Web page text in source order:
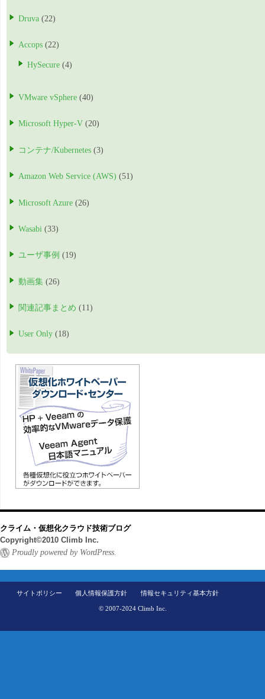
Druva (22)
Accops (22)
HySecure (4)
VMware vSphere (40)
Microsoft Hyper-V (20)
コンテナ/Kubernetes (3)
Amazon Web Service (AWS) (51)
Microsoft Azure (26)
Wasabi (33)
ユーザ事例 (19)
動画集 (26)
関連記事まとめ (11)
User Only (18)
クライム・仮想化クラウド技術ブログ
Copyright©2010 Climb Inc.
Proudly powered by WordPress.
サイトポリシー 個人情報保護方針 情報セキュリティ基本方針
© 2007-2024 Climb Inc.